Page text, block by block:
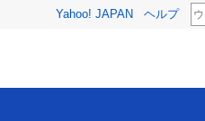
Yahoo! JAPAN ヘルプ